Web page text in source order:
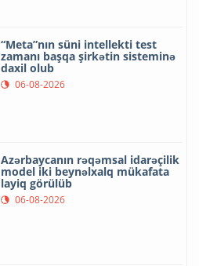
“Meta”nın süni intellekti test
zamanı başqa şirkətin sisteminə
daxil olub
06-08-2026
Azərbaycanın rəqəmsal idarəçilik
model iki beynəlxalq mükafata
layiq görülüb
06-08-2026